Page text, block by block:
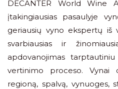
DECANTER World Wine
įtakingiausias pasaulyje
geriausių vyno ekspertų iš
svarbiausias ir
apdovanojimas
vertinimo proceso. Vynai
regioną, spalvą, vynuoges,